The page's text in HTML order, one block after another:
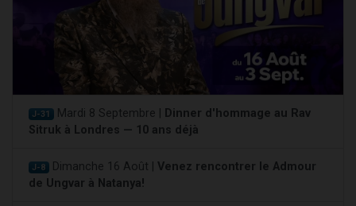
J-31 Mardi 8 Septembre |
Dinner d'hommage au Rav
Sitruk à Londres — 10 ans déjà
J-8 Dimanche 16 Août | Venez rencontrer le Admour
de Ungvar à Natanya!